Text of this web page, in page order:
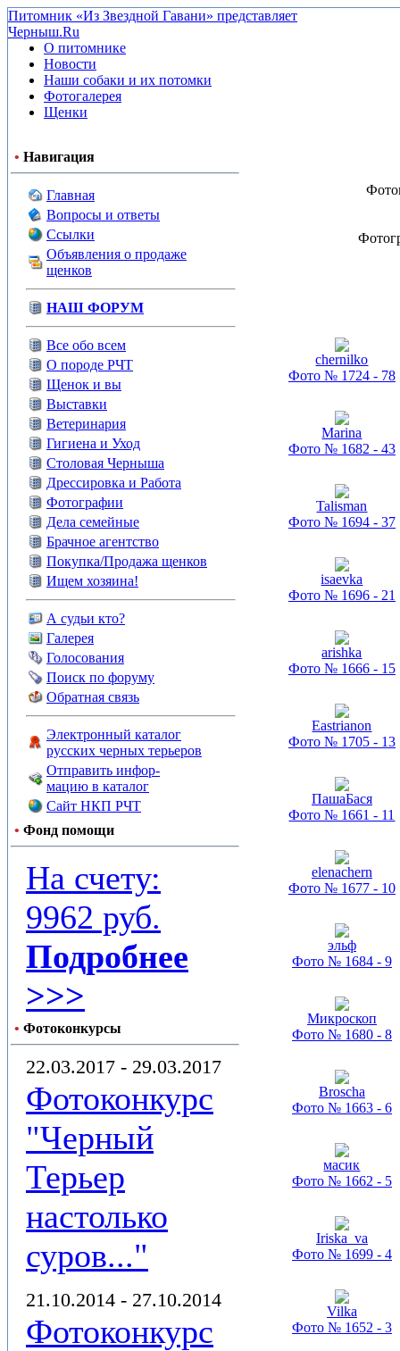
Питомник «Из Звездной Гавани» представляет
Черныш.Ru
О питомнике
Новости
Наши собаки и их потомки
Фотогалерея
Щенки
• Навигация
Главная
Вопросы и ответы
Ссылки
Объявления о продаже
щенков
НАШ ФОРУМ
Все обо всем
О породе РЧТ
Щенок и вы
Выставки
Ветеринария
Гигиена и Уход
Столовая Черныша
Дрессировка и Работа
Фотографии
Дела семейные
Брачное агентство
Покупка/Продажа щенков
Ищем хозяина!
А судьи кто?
Галерея
Голосования
Поиск по форуму
Обратная связь
Электронный каталог
русских черных терьеров
Отправить инфор-
мацию в каталог
Сайт НКП РЧТ
• Фонд помощи
На счету:
9962 руб.
Подробнее
>>>
• Фотоконкурсы
22.03.2017 - 29.03.2017
Фотоконкурс
"Черный
Терьер
настолько
суров..."
21.10.2014 - 27.10.2014
Фотоконкурс
chernilko
Фото № 1724 - 78
Marina
Фото № 1682 - 43
Talisman
Фото № 1694 - 37
isaevka
Фото № 1696 - 21
arishka
Фото № 1666 - 15
Eastrianon
Фото № 1705 - 13
ПашаБася
Фото № 1661 - 11
elenachern
Фото № 1677 - 10
эльф
Фото № 1684 - 9
Микроскоп
Фото № 1680 - 8
Broscha
Фото № 1663 - 6
масик
Фото № 1662 - 5
Iriska_va
Фото № 1699 - 4
Vilka
Фото № 1652 - 3